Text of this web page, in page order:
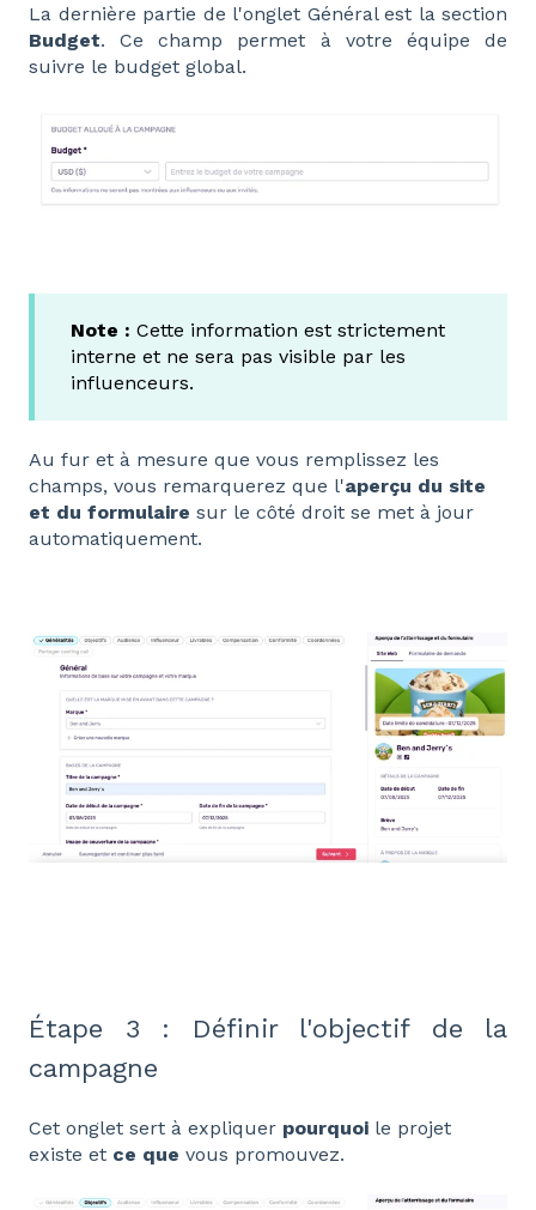
La dernière partie de l'onglet Général est la section
Budget. Ce champ permet à votre équipe de
suivre le budget global.
Note : Cette information est strictement
interne et ne sera pas visible par les
influenceurs.
Au fur et à mesure que vous remplissez les
champs, vous remarquerez que l'aperçu du site
et du formulaire sur le côté droit se met à jour
automatiquement.
Étape 3 : Définir l'objectif de la
campagne
Cet onglet sert à expliquer pourquoi le projet
existe et ce que vous promouvez.